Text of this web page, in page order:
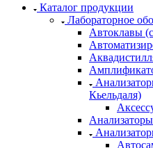
Каталог продукции
Лабораторное
Автоклавы
Кьельдаля)